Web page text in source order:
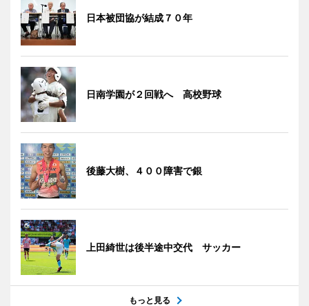
日本被団協が結成７０年
日南学園が２回戦へ 高校野球
後藤大樹、４００障害で銀
上田綺世は後半途中交代 サッカー
もっと見る